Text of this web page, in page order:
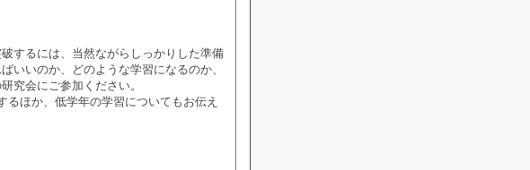
するには、当然ながらしっかりした準備
いいのか、どのような学習になるのか、
究会にご参加ください。
るほか、低学年の学習についてもお伝え